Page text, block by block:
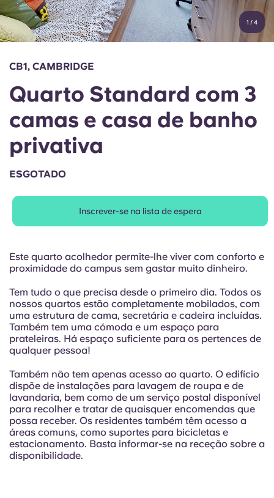
English (GB)
Chinese
Español
Deutsch
Italian
French
Portuguese
Selecione um país
Reservar agora
Portuguese
1 /4
CB1, CAMBRIDGE
Quarto Standard com 3
camas e casa de banho
privativa
ESGOTADO
Inscrever-se na lista de espera
Este quarto acolhedor permite-lhe viver com conforto e
proximidade do campus sem gastar muito dinheiro.
Tem tudo o que precisa desde o primeiro dia. Todos os
nossos quartos estão completamente mobilados, com
uma estrutura de cama, secretária e cadeira incluídas.
Também tem uma cómoda e um espaço para
prateleiras. Há espaço suficiente para os pertences de
qualquer pessoa!
Também não tem apenas acesso ao quarto. O edifício
dispõe de instalações para lavagem de roupa e de
lavandaria, bem como de um serviço postal disponível
para recolher e tratar de quaisquer encomendas que
possa receber. Os residentes também têm acesso a
áreas comuns, como suportes para bicicletas e
estacionamento. Basta informar-se na receção sobre a
disponibilidade.